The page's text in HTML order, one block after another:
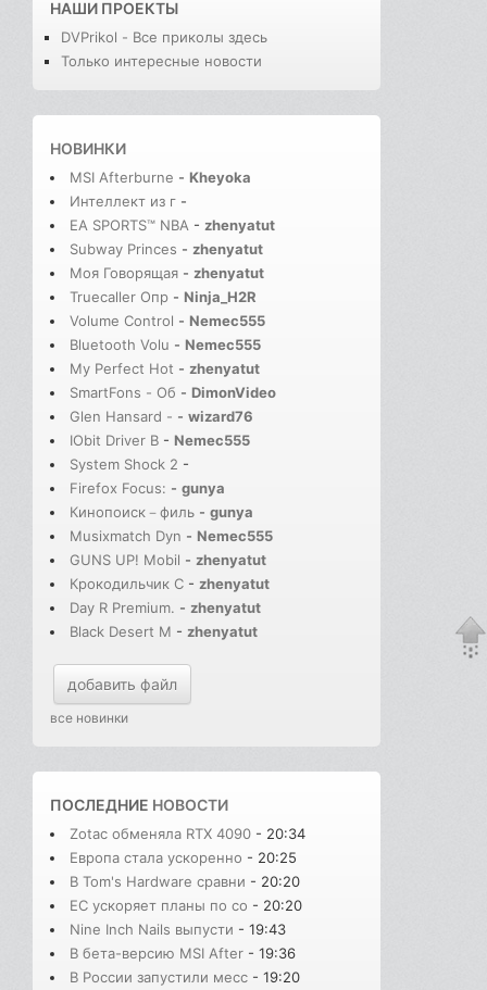
НАШИ ПРОЕКТЫ
DVPrikol - Все приколы здесь
Только интересные новости
НОВИНКИ
MSI Afterburne - Kheyoka
Интеллект из г -
EA SPORTS™ NBA - zhenyatut
Subway Princes - zhenyatut
Моя Говорящая - zhenyatut
Truecaller Опр - Ninja_H2R
Volume Control - Nemec555
Bluetooth Volu - Nemec555
My Perfect Hot - zhenyatut
SmartFons - Об - DimonVideo
Glen Hansard - - wizard76
IObit Driver B - Nemec555
System Shock 2 -
Firefox Focus: - gunya
Кинопоиск－филь - gunya
Musixmatch Dyn - Nemec555
GUNS UP! Mobil - zhenyatut
Крокодильчик С - zhenyatut
Day R Premium. - zhenyatut
Black Desert M - zhenyatut
добавить файл
все новинки
ПОСЛЕДНИЕ НОВОСТИ
Zotac обменяла RTX 4090 - 20:34
Европа стала ускоренно - 20:25
В Tom's Hardware сравни - 20:20
ЕС ускоряет планы по со - 20:20
Nine Inch Nails выпусти - 19:43
В бета-версию MSI After - 19:36
В России запустили месс - 19:20